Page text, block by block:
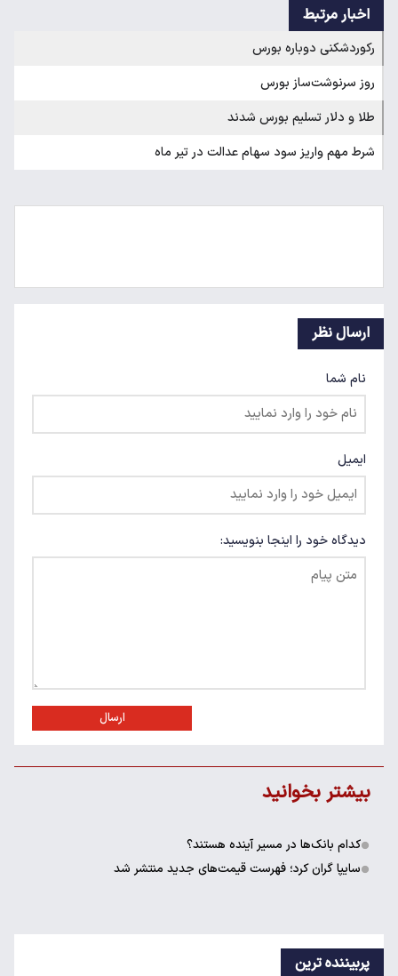
اخبار مرتبط
رکوردشکنی دوباره بورس
روز سرنوشت‌ساز بورس
طلا و دلار تسلیم بورس شدند
شرط مهم واریز سود سهام عدالت در تیر ماه
ارسال نظر
نام شما
ایمیل
دیدگاه خود را اینجا بنویسید:
ارسال
بیشتر بخوانید
کدام بانک‌ها در مسیر آینده هستند؟
سایپا گران کرد؛ فهرست قیمت‌های جدید منتشر شد
پربیننده ترین